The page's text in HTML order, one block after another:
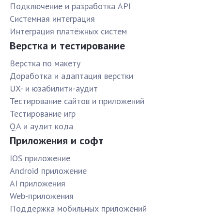
Подключение и разработка API
Системная интеграция
Интеграция платёжных систем
Верстка и тестирование
Верстка по макету
Доработка и адаптация верстки
UX- и юзабилити-аудит
Тестирование сайтов и приложений
Тестирование игр
QA и аудит кода
Приложения и софт
IOS приложение
Android приложение
AI приложения
Web-приложения
Поддержка мобильных приложений